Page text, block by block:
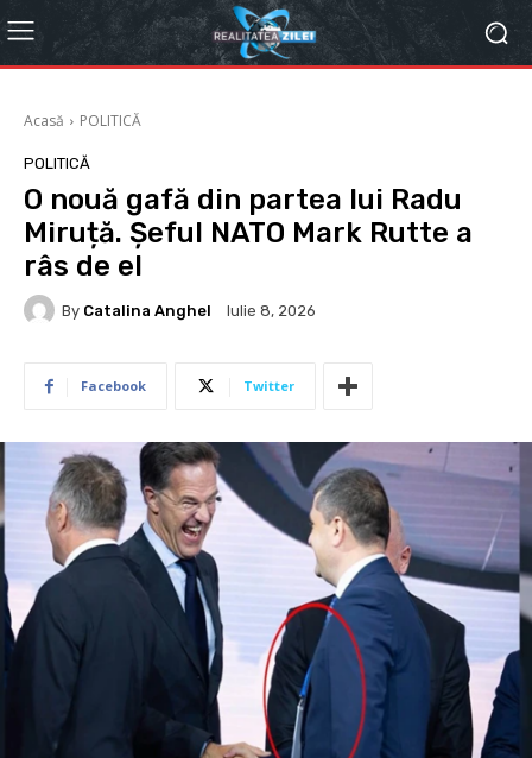
Acasă POLITICĂ
POLITICĂ
O nouă gafă din partea lui Radu
Miruță. Șeful NATO Mark Rutte a
râs de el
By Catalina Anghel Iulie 8, 2026
Facebook Twitter